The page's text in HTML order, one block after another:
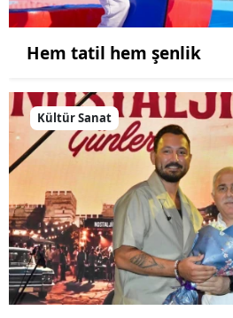
Hem tatil hem şenlik
Kültür Sanat